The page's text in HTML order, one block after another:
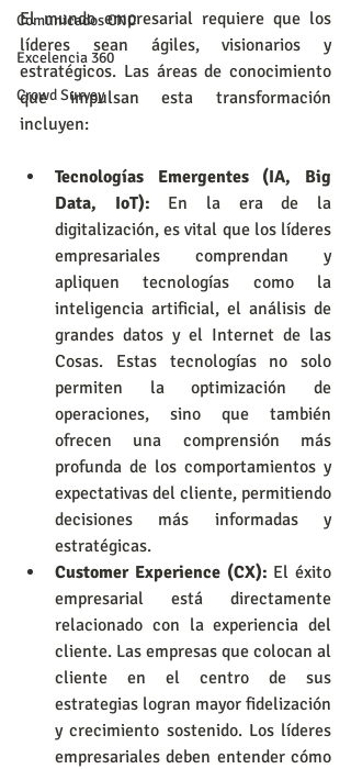
Comunicados CNC
Excelencia 360
Crowd Survey
El mundo empresarial requiere que los
líderes sean ágiles, visionarios y
estratégicos. Las áreas de conocimiento
que impulsan esta transformación
incluyen:
Tecnologías Emergentes (IA, Big
Data, IoT): En la era de la
digitalización, es vital que los líderes
empresariales comprendan y
apliquen tecnologías como la
inteligencia artificial, el análisis de
grandes datos y el Internet de las
Cosas. Estas tecnologías no solo
permiten la optimización de
operaciones, sino que también
ofrecen una comprensión más
profunda de los comportamientos y
expectativas del cliente, permitiendo
decisiones más informadas y
estratégicas.
Customer Experience (CX): El éxito
empresarial está directamente
relacionado con la experiencia del
cliente. Las empresas que colocan al
cliente en el centro de sus
estrategias logran mayor fidelización
y crecimiento sostenido. Los líderes
empresariales deben entender cómo